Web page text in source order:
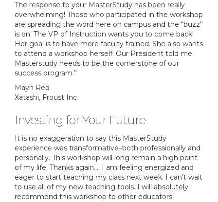
The response to your MasterStudy has been really
overwhelming! Those who participated in the workshop
are spreading the word here on campus and the “buzz”
is on. The VP of Instruction wants you to come back!
Her goal is to have more faculty trained. She also wants
to attend a workshop herself. Our President told me
Masterstudy needs to be the cornerstone of our
success program.”
Mayn Red
Xatashi, Froust Inc
Investing for Your Future
It is no exaggeration to say this MasterStudy
experience was transformative–both professionally and
personally. This workshop will long remain a high point
of my life. Thanks again…. I am feeling energized and
eager to start teaching my class next week. I can’t wait
to use all of my new teaching tools. I will absolutely
recommend this workshop to other educators!